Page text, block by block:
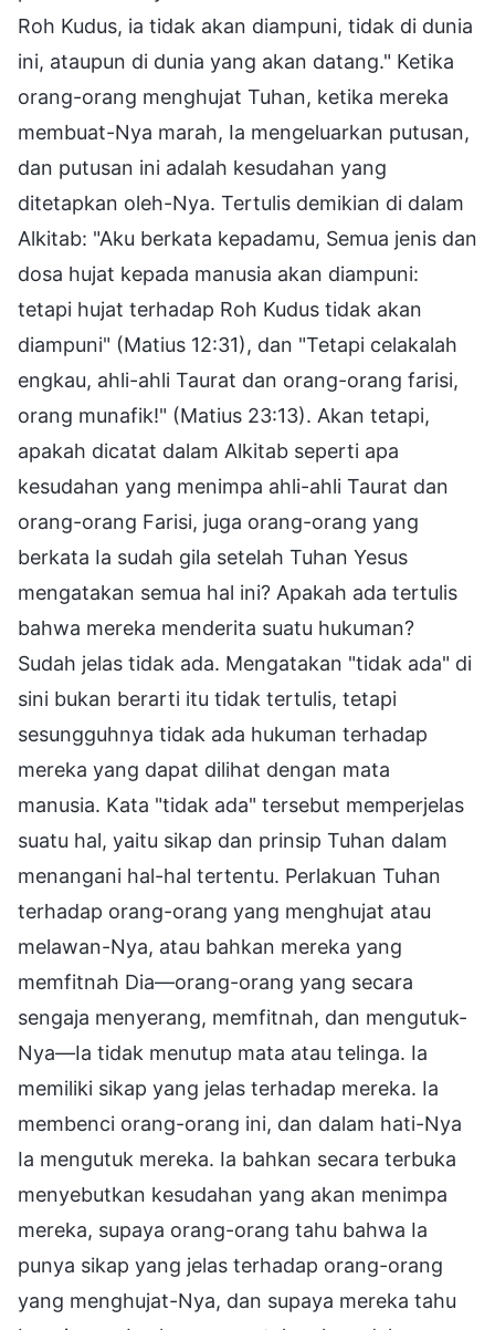
Roh Kudus, ia tidak akan diampuni, tidak di dunia
ini, ataupun di dunia yang akan datang." Ketika
orang-orang menghujat Tuhan, ketika mereka
membuat-Nya marah, Ia mengeluarkan putusan,
dan putusan ini adalah kesudahan yang
ditetapkan oleh-Nya. Tertulis demikian di dalam
Alkitab: "Aku berkata kepadamu, Semua jenis dan
dosa hujat kepada manusia akan diampuni:
tetapi hujat terhadap Roh Kudus tidak akan
diampuni" (Matius 12:31), dan "Tetapi celakalah
engkau, ahli-ahli Taurat dan orang-orang farisi,
orang munafik!" (Matius 23:13). Akan tetapi,
apakah dicatat dalam Alkitab seperti apa
kesudahan yang menimpa ahli-ahli Taurat dan
orang-orang Farisi, juga orang-orang yang
berkata Ia sudah gila setelah Tuhan Yesus
mengatakan semua hal ini? Apakah ada tertulis
bahwa mereka menderita suatu hukuman?
Sudah jelas tidak ada. Mengatakan "tidak ada" di
sini bukan berarti itu tidak tertulis, tetapi
sesungguhnya tidak ada hukuman terhadap
mereka yang dapat dilihat dengan mata
manusia. Kata "tidak ada" tersebut memperjelas
suatu hal, yaitu sikap dan prinsip Tuhan dalam
menangani hal-hal tertentu. Perlakuan Tuhan
terhadap orang-orang yang menghujat atau
melawan-Nya, atau bahkan mereka yang
memfitnah Dia—orang-orang yang secara
sengaja menyerang, memfitnah, dan mengutuk-
Nya—Ia tidak menutup mata atau telinga. Ia
memiliki sikap yang jelas terhadap mereka. Ia
membenci orang-orang ini, dan dalam hati-Nya
Ia mengutuk mereka. Ia bahkan secara terbuka
menyebutkan kesudahan yang akan menimpa
mereka, supaya orang-orang tahu bahwa Ia
punya sikap yang jelas terhadap orang-orang
yang menghujat-Nya, dan supaya mereka tahu